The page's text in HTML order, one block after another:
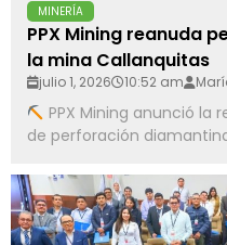
MINERÍA
PPX Mining reanuda
la mina Callanquitas
julio 1, 2026 10:52 am
PPX Mining anunció la
de perforación